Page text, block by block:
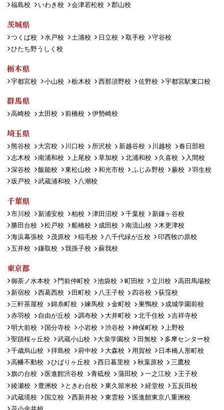
福島校 いわき校 会津若松校 郡山校
茨城県
つくば校 水戸校 土浦校 日立校 取手校
守谷校
ひたち野うしく校
栃木県
宇都宮校 小山校 栃木校 西那須野校 佐野校 宇都宮駅東口校
群馬県
高崎校 太田校 前橋校 伊勢崎校
埼玉県
熊谷校 大宮校 川口校 所沢校 新越谷校 川越校
春日部校
志木校
南浦和校 上尾校 草加校 北浦和校 久喜校
入間校
深谷校
飯能校 東松山校 和光市校 ふじみ野校 蕨校
羽生校
坂戸校
武蔵浦和校 八潮校
千葉県
市川校 新浦安校 柏校 津田沼校 千葉校
新鎌ヶ谷校
勝田台校
松戸校 船橋校 成田校 南流山校
木更津校
海浜幕張校
茂原校 稲毛校 八千代緑が丘校
印西牧の原校
五井校
鎌取校 我孫子校 蘇我校
東京都
御茶ノ水本校 門前仲町校 池袋校 町田校 立川校
高田馬場校
新宿校
西葛西校 田町校 八王子校 四谷校
荻窪校
三軒茶屋校
錦糸町校 練馬校 金町校 巣鴨校
成城学園前校
赤羽校
自由が丘校 調布校 大井町校 北千住校
吉祥寺校
明大前校
国分寺校 小岩校 渋谷校 神保町校
上野校
聖蹟桜ヶ丘校
武蔵小山校 大泉学園校 田無校
多摩センター校
千歳烏山校
拝島校 府中校 大森校 用賀校
日本橋人形町校
高幡不動校
ひばりヶ丘校 西日暮里校 秋葉原校
三鷹校
旗の台校
医進館渋谷校 青砥校 蒲田校 一之江校
王子校
綾瀬校
豊洲校 ときわ台校 東久留米校 経堂校
五反田校
武蔵境校
国立校 西新井校 東雲校
医進館東京八重洲校